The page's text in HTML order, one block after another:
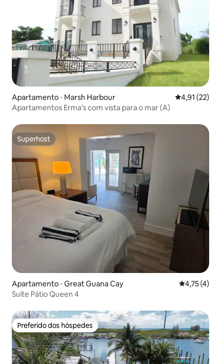
Apartamento ⋅ Marsh Harbour 4,91 de uma
4,91 (22)
Apartamentos Erma's com vista para o mar (A)
Superhost
Superhost
Apartamento ⋅ Great Guana Cay 4,75 de
4,75 (4)
Suíte Pátio Queen 4
Preferido dos hóspedes
Preferido dos hóspedes